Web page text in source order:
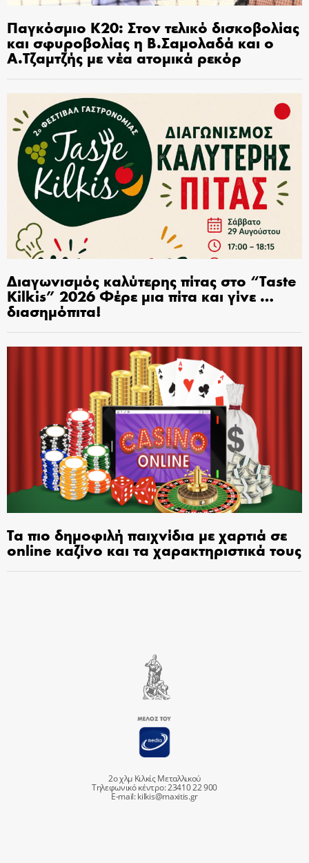
Παγκόσμιο Κ20: Στον τελικό δισκοβολίας
και σφυροβολίας η Β.Σαμολαδά και ο
Α.Τζαμτζής με νέα ατομικά ρεκόρ
Διαγωνισμός καλύτερης πίτας στο “Taste
Kilkis” 2026 Φέρε μια πίτα και γίνε …
διασημόπιτα!
Τα πιο δημοφιλή παιχνίδια με χαρτιά σε
online καζίνο και τα χαρακτηριστικά τους
2ο χλμ Κιλκίς Μεταλλικού
Τηλεφωνικό κέντρο: 23410 22 900
E-mail:kilkis@maxitis.gr